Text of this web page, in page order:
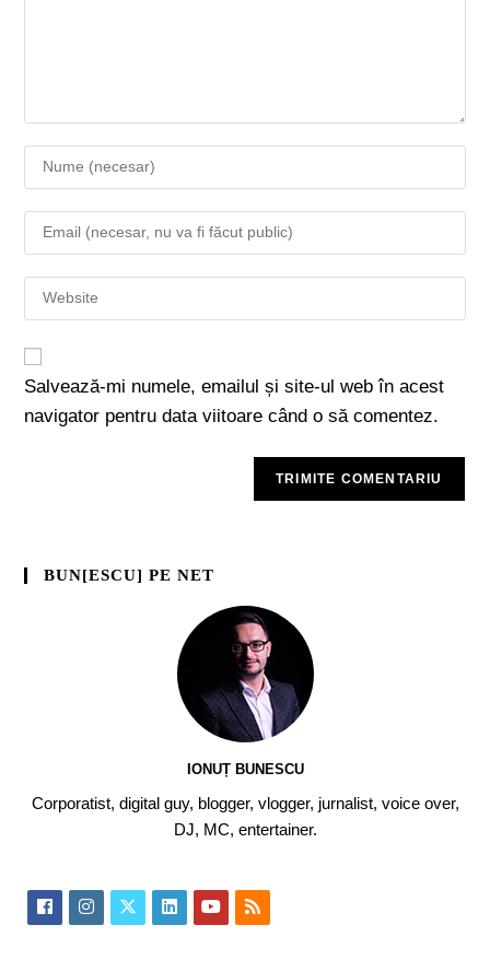
Salvează-mi numele, emailul și site-ul web în acest
navigator pentru data viitoare când o să comentez.
BUN[ESCU] PE NET
IONUȚ BUNESCU
Corporatist, digital guy, blogger, vlogger, jurnalist, voice over,
DJ, MC, entertainer.